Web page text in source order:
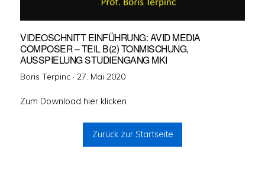
VIDEOSCHNITT EINFÜHRUNG: AVID MEDIA
COMPOSER – TEIL B(2) TONMISCHUNG,
AUSSPIELUNG STUDIENGANG MKI
Boris Terpinc · Veröffentlicht
27. Mai 2020
Zum Download hier klicken
Zurück zur Startseite